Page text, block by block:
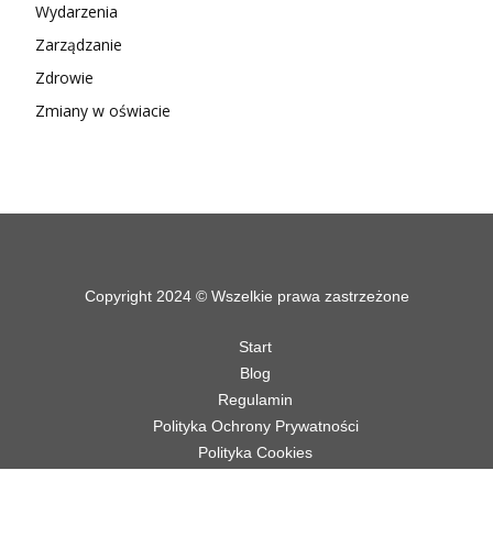
Wydarzenia
Zarządzanie
Zdrowie
Zmiany w oświacie
Copyright 2024 © Wszelkie prawa zastrzeżone
Start
Blog
Regulamin
Polityka Ochrony Prywatności
Polityka Cookies